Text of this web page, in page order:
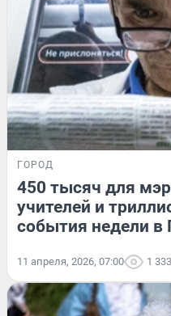
ГОРОД
450 тысяч для
учителей и
события недели в
11 апреля, 2026, 07:00 1 333